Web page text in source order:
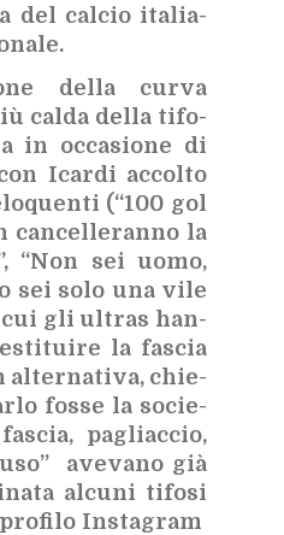
del cal­cio ita­lia­
del­la cur­va
cal­da del­la ti­fo­
in oc­ca­sio­ne di
Icar­di ac­col­to
(“100 gol
can­cel­le­ran­no la
“Non sei uomo,
sei solo una vile
cui gli ul­tras han­
la fa­scia
al­ter­na­ti­va, chie­
fos­se la so­cie­
pa­gliac­cio,
ave­va­no già
al­cu­ni ti­fo­si
In­sta­gram